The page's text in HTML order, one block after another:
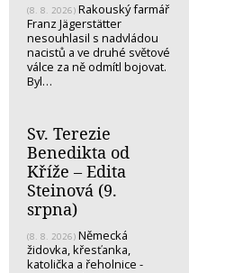
(8. 8. 2026) Rakouský farmář
Franz Jägerstätter
nesouhlasil s nadvládou
nacistů a ve druhé světové
válce za ně odmítl bojovat.
Byl…
Sv. Terezie
Benedikta od
Kříže – Edita
Steinová (9.
srpna)
(8. 8. 2026) Německá
židovka, křesťanka,
katolička a řeholnice -